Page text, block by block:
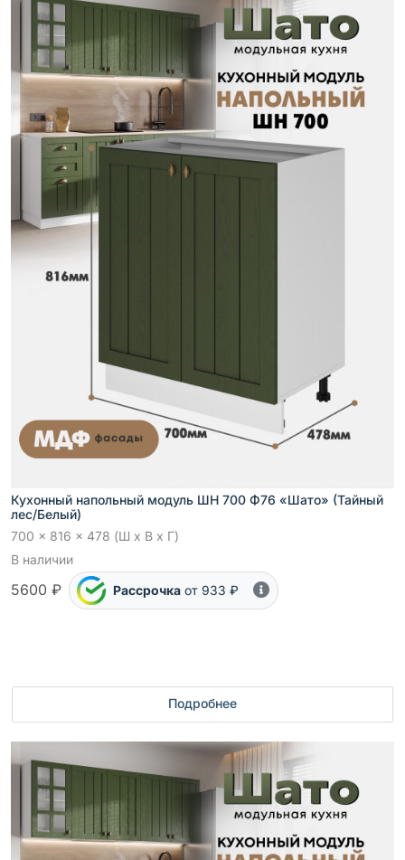
Кухонный напольный модуль ШН 700 Ф76 «Шато» (Тайный
лес/Белый)
700 x 816 x 478 (Ш x В x Г)
В наличии
5600 ₽ Рассрочка от 933 ₽
Подробнее